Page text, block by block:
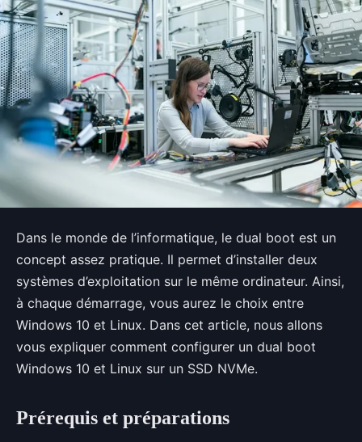
Dans le monde de l’informatique, le dual boot est un
concept assez pratique. Il permet d’installer deux
systèmes d’exploitation sur le même ordinateur. Ainsi,
à chaque démarrage, vous aurez le choix entre
Windows 10 et Linux. Dans cet article, nous allons
vous expliquer comment configurer un dual boot
Windows 10 et Linux sur un SSD NVMe.
Prérequis et préparations